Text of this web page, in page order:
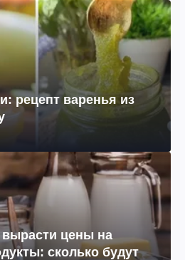
рецепт варенья из
вырасти цены на
сколько будут